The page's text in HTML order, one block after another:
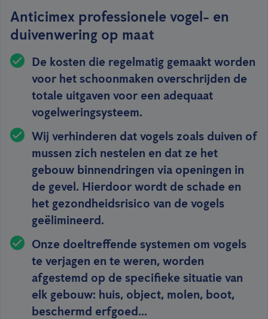
Anticimex professionele vogel- en
duivenwering op maat
De kosten die regelmatig gemaakt worden
voor het schoonmaken overschrijden de
totale uitgaven voor een adequaat
vogelweringsysteem.
Wij verhinderen dat vogels zoals duiven of
mussen zich nestelen en dat ze het
gebouw binnendringen via openingen in
de gevel. Hierdoor wordt de schade en
het gezondheidsrisico van de vogels
geëlimineerd.
Onze doeltreffende systemen om vogels
te verjagen en te weren, worden
afgestemd op de specifieke situatie van
elk gebouw: huis, object, molen, boot,
beschermd erfgoed...